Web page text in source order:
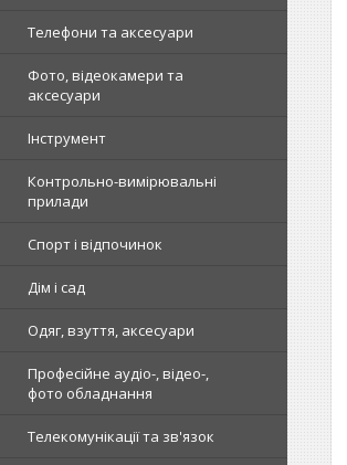
Телефони та аксесуари
Фото, відеокамери та
аксесуари
Інструмент
Контрольно-вимірювальні
прилади
Спорт і відпочинок
Дім і сад
Одяг, взуття, аксесуари
Професійне аудіо-, відео-,
фото обладнання
Телекомунікації та зв'язок